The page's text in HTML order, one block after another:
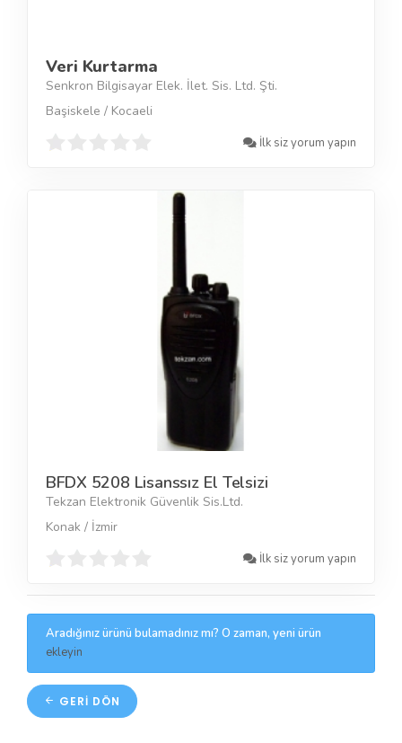
Veri Kurtarma
Senkron Bilgisayar Elek. İlet. Sis. Ltd. Şti.
Başiskele / Kocaeli
İlk siz yorum yapın
BFDX 5208 Lisanssız El Telsizi
Tekzan Elektronik Güvenlik Sis.Ltd.
Konak / İzmir
İlk siz yorum yapın
Aradığınız ürünü bulamadınız mı? O zaman, yeni ürün
ekleyin
GERI DÖN